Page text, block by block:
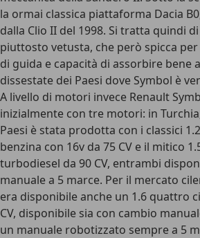
la ormai classica piattaforma Dacia
dalla Clio II del 1998. Si tratta quindi
piuttosto vetusta, che però spicca
di guida e capacità di assorbire bene
dissestate dei Paesi dove Symbol è
A livello di motori invece Renault
inizialmente con tre motori: in
Paesi è stata prodotta con i classici
benzina con 16v da 75 CV e il mitico
turbodiesel da 90 CV, entrambi
manuale a 5 marce. Per il mercato
era disponibile anche un 1.6 quattro
CV, disponibile sia con cambio
un manuale robotizzato sempre a 5